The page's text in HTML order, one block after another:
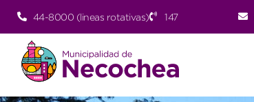
44-8000 (lineas rotativas) 147